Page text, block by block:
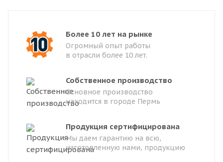
Более 10 лет на рынке
Огромный опыт работы
в отрасли более 10 лет.
Собственное производство
Основное производство
находится в городе Пермь
Продукция сертифицирована
Мы даем гарантию на всю,
изготовленную нами, продукцию